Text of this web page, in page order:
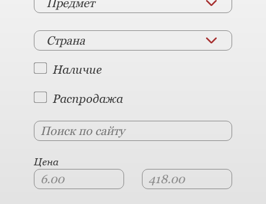
Предмет
Страна
Наличие
Распродажа
Цена